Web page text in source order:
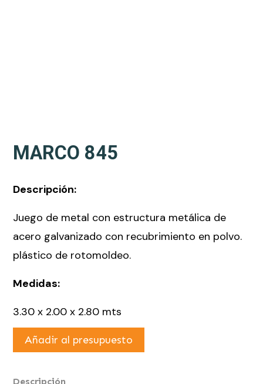
MARCO 845
Descripción:
Juego de metal con estructura metálica de
acero galvanizado con recubrimiento en polvo.
plástico de rotomoldeo.
Medidas:
3.30 x 2.00 x 2.80 mts
Añadir al presupuesto
Descripción